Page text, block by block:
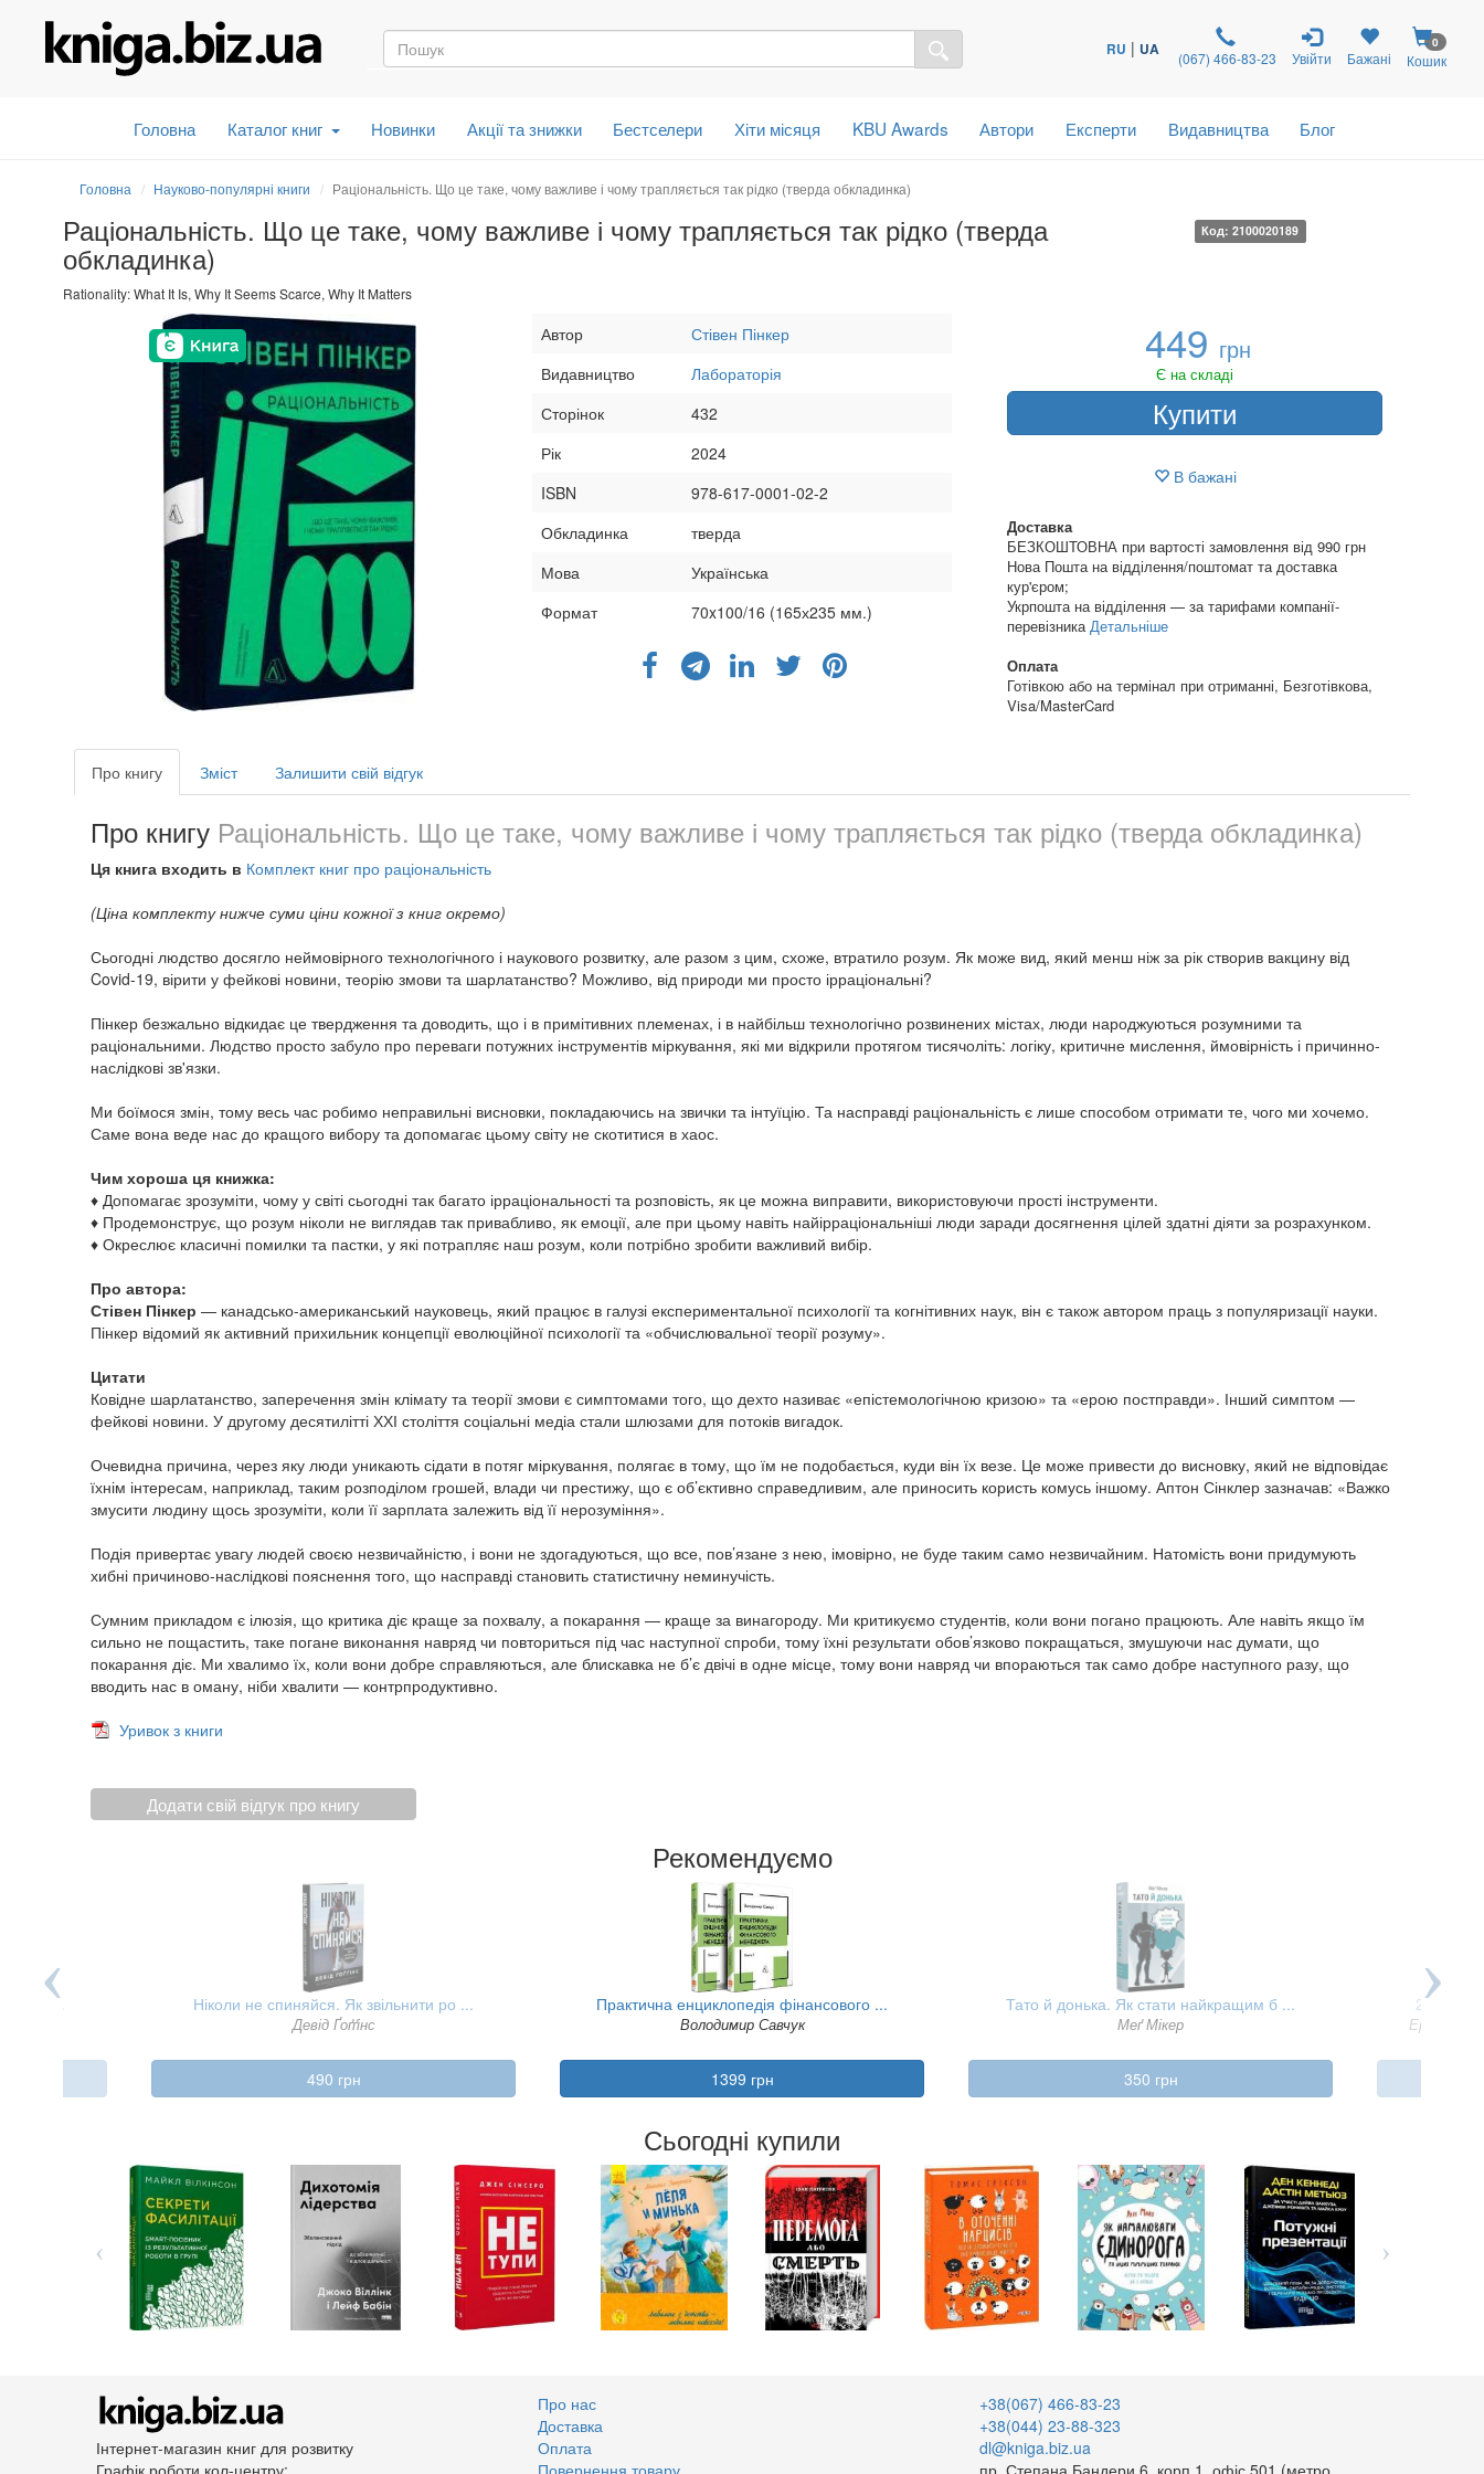
RU | UA (067) 466-83-23 Увійти Бажані
0
Кошик
Головна Каталог книг Новинки Акції та знижки Бестселери Хіти місяця KBU Awards Автори Експерти Видавництва Блог
Головна Науково-популярні книги Раціональність. Що це таке, чому важливе і чому трапляється так рідко (тверда обкладинка)
Раціональність. Що це таке, чому важливе і чому трапляється так рідко (тверда
обкладинка)
Rationality: What It Is, Why It Seems Scarce, Why It Matters
Код: 2100020189
449 грн
Є на складі
Купити
В бажані
Доставка
БЕЗКОШТОВНА при вартості замовлення від 990 грн
Нова Пошта на відділення/поштомат та доставка
кур'єром;
Укрпошта на відділення — за тарифами компанії-
перевізника Детальніше
Оплата
Готівкою або на термінал при отриманні, Безготівкова,
Visa/MasterCard
Автор
Стівен Пінкер
Видавництво
Лабораторія
Сторінок
432
Рік
2024
ISBN
978-617-0001-02-2
Обкладинка
тверда
Мова
Українська
Формат
70x100/16 (165х235 мм.)
Про книгу Зміст Залишити свій відгук
Про книгу Раціональність. Що це таке, чому важливе і чому трапляється так рідко (тверда обкладинка)
Ця книга входить в Комплект книг про раціональність
(Ціна комплекту нижче суми ціни кожної з книг окремо)
Сьогодні людство досягло неймовірного технологічного і наукового розвитку, але разом з цим, схоже, втратило розум. Як може вид, який менш ніж за рік створив вакцину від
Covid-19, вірити у фейкові новини, теорію змови та шарлатанство? Можливо, від природи ми просто ірраціональні?
Пінкер безжально відкидає це твердження та доводить, що і в примітивних племенах, і в найбільш технологічно розвинених містах, люди народжуються розумними та
раціональними. Людство просто забуло про переваги потужних інструментів міркування, які ми відкрили протягом тисячоліть: логіку, критичне мислення, ймовірність і причинно-
наслідкові зв'язки.
Ми боїмося змін, тому весь час робимо неправильні висновки, покладаючись на звички та інтуїцію. Та насправді раціональність є лише способом отримати те, чого ми хочемо.
Саме вона веде нас до кращого вибору та допомагає цьому світу не скотитися в хаос.
Чим хороша ця книжка:
♦ Допомагає зрозуміти, чому у світі сьогодні так багато ірраціональності та розповість, як це можна виправити, використовуючи прості інструменти.
♦ Продемонструє, що розум ніколи не виглядав так привабливо, як емоції, але при цьому навіть найірраціональніші люди заради досягнення цілей здатні діяти за розрахунком.
♦ Окреслює класичні помилки та пастки, у які потрапляє наш розум, коли потрібно зробити важливий вибір.
Про автора:
Стівен Пінкер — канадсько-американський науковець, який працює в галузі експериментальної психології та когнітивних наук, він є також автором праць з популяризації науки.
Пінкер відомий як активний прихильник концепції еволюційної психології та «обчислювальної теорії розуму».
Цитати
Ковідне шарлатанство, заперечення змін клімату та теорії змови є симптомами того, що дехто називає «епістемологічною кризою» та «ерою постправди». Інший симптом —
фейкові новини. У другому десятилітті ХХІ століття соціальні медіа стали шлюзами для потоків вигадок.
Очевидна причина, через яку люди уникають сідати в потяг міркування, полягає в тому, що їм не подобається, куди він їх везе. Це може привести до висновку, який не відповідає
їхнім інтересам, наприклад, таким розподілом грошей, влади чи престижу, що є об’єктивно справедливим, але приносить користь комусь іншому. Аптон Сінклер зазначав: «Важко
змусити людину щось зрозуміти, коли її зарплата залежить від її нерозуміння».
Подія привертає увагу людей своєю незвичайністю, і вони не здогадуються, що все, пов’язане з нею, імовірно, не буде таким само незвичайним. Натомість вони придумують
хибні причиново‑наслідкові пояснення того, що насправді становить статистичну неминучість.
Сумним прикладом є ілюзія, що критика діє краще за похвалу, а покарання — краще за винагороду. Ми критикуємо студентів, коли вони погано працюють. Але навіть якщо їм
сильно не пощастить, таке погане виконання навряд чи повториться під час наступної спроби, тому їхні результати обов’язково покращаться, змушуючи нас думати, що
покарання діє. Ми хвалимо їх, коли вони добре справляються, але блискавка не б’є двічі в одне місце, тому вони навряд чи впораються так само добре наступного разу, що
вводить нас в оману, ніби хвалити — контрпродуктивно.
Уривок з книги
Додати свій відгук про книгу
Рекомендуємо
... Ніколи не спиняйся. Як звільнити ро ...
Девід Ґоґґінс
490 грн
Практична енциклопедія фінансового ...
Володимир Савчук
1399 грн
Тато й донька. Як стати найкращим б ...
Меґ Мікер
350 грн
2024
Ерік Ван
Сьогодні купили
Інтернет-магазин книг для розвитку
Графік роботи кол-центру:
Про нас
Доставка
Оплата
Повернення товару
+38(067) 466-83-23
+38(044) 23-88-323
dl@kniga.biz.ua
пр. Степана Бандери 6, корп.1, офіс 501 (метро